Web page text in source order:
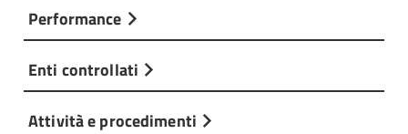
Performance
Enti controllati
Attività e procedimenti